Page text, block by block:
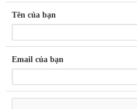
Tên của bạn
Email của bạn